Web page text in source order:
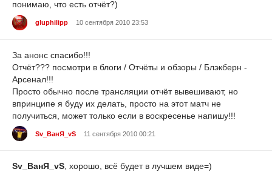
понимаю, что есть отчёт?)
gluphilipp 10 сентября 2010 23:53
За анонс спасибо!!!
Отчёт??? посмотри в блоги / Отчёты и обзоры / Блэкберн -
Арсенал!!!
Просто обычно после трансляции отчёт вывешивают, но
впринципе я буду их делать, просто на этот матч не
получиться, может только если в воскресенье напишу!!!
Sv_ВанЯ_vS 11 сентября 2010 00:21
Sv_ВанЯ_vS, хорошо, всё будет в лучшем виде=)